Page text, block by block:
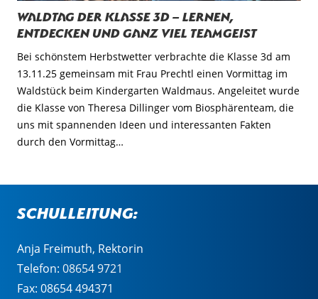
Waldtag der Klasse 3d – Lernen,
Entdecken und ganz viel Teamgeist
Bei schönstem Herbstwetter verbrachte die Klasse 3d am
13.11.25 gemeinsam mit Frau Prechtl einen Vormittag im
Waldstück beim Kindergarten Waldmaus. Angeleitet wurde
die Klasse von Theresa Dillinger vom Biosphärenteam, die
uns mit spannenden Ideen und interessanten Fakten
durch den Vormittag…
Schulleitung:
Anja Freimuth, Rektorin
Telefon: 08654 9721
Fax: 08654 494371